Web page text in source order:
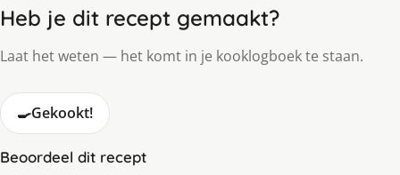
Heb je dit recept gemaakt?
Laat het weten — het komt in je kooklogboek te staan.
🍳Gekookt!
Beoordeel dit recept